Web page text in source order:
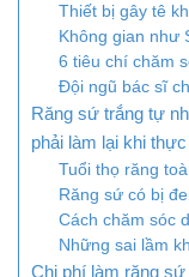
Thiết bị gây tê
Không gian như
6 tiêu chí chăm
Đội ngũ bác sĩ
Răng sứ trắng tự
phải làm lại khi
Tuổi thọ răng
Răng sứ có bị
Cách chăm sóc
Những sai lầm
Chi phí làm răng